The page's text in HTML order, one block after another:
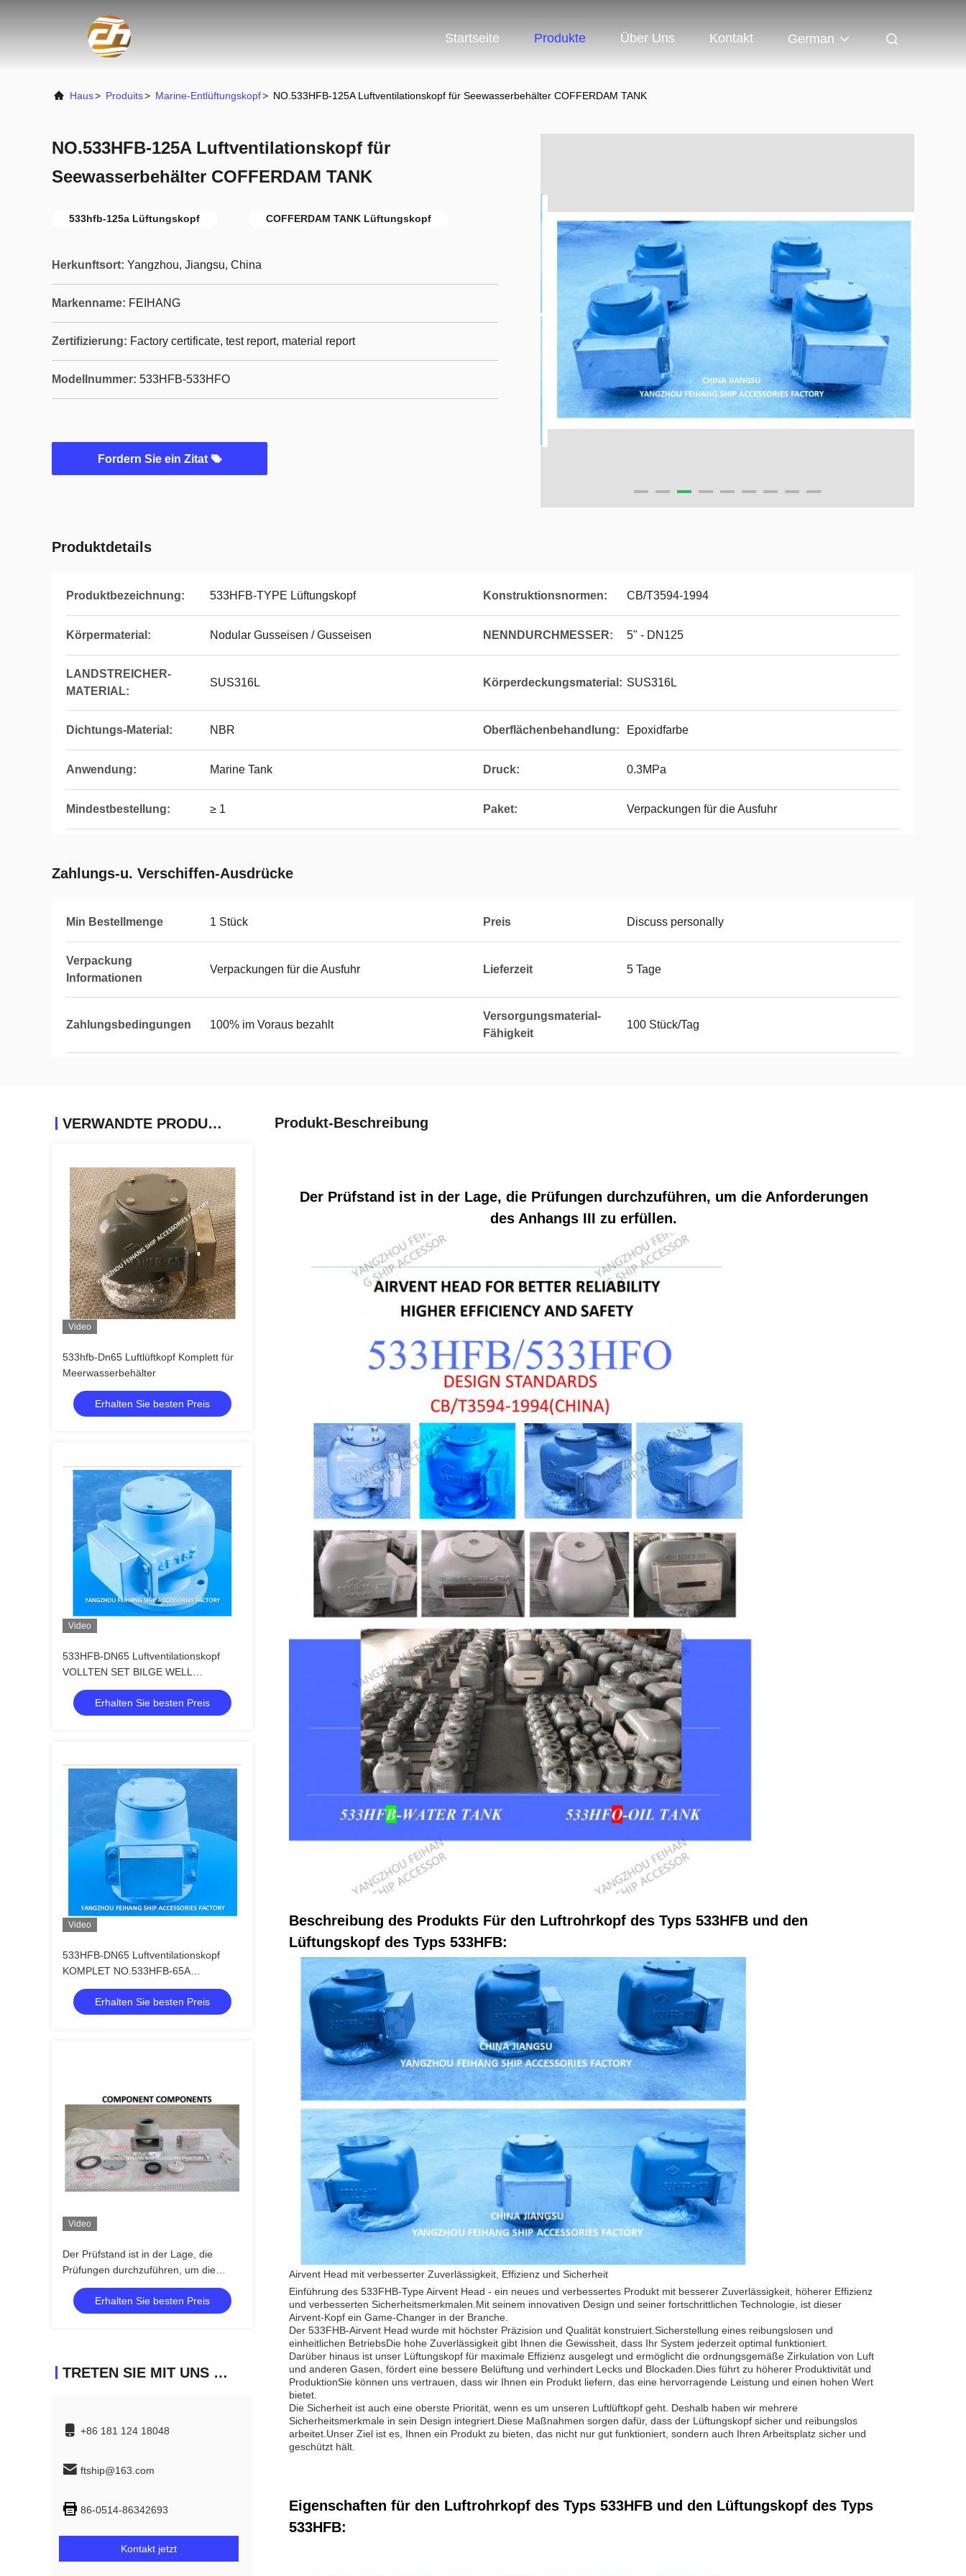
Startseite Produkte Über Uns Kontakt German
Haus> Produits> Marine-Entlüftungskopf> NO.533HFB-125A Luftventilationskopf für Seewasserbehälter COFFERDAM TANK
NO.533HFB-125A Luftventilationskopf für
Seewasserbehälter COFFERDAM TANK
533hfb-125a Lüftungskopf COFFERDAM TANK Lüftungskopf
Herkunftsort: Yangzhou, Jiangsu, China
Markenname: FEIHANG
Zertifizierung: Factory certificate, test report, material report
Modellnummer: 533HFB-533HFO
Fordern Sie ein Zitat
Produktdetails
Produktbezeichnung: 533HFB-TYPE Lüftungskopf Konstruktionsnormen: CB/T3594-1994
Körpermaterial: Nodular Gusseisen / Gusseisen NENNDURCHMESSER: 5" - DN125
LANDSTREICHER-
MATERIAL:
SUS316L Körperdeckungsmaterial: SUS316L
Dichtungs-Material: NBR Oberflächenbehandlung: Epoxidfarbe
Anwendung: Marine Tank Druck: 0.3MPa
Mindestbestellung: ≥ 1 Paket: Verpackungen für die Ausfuhr
Zahlungs-u. Verschiffen-Ausdrücke
Min Bestellmenge 1 Stück Preis Discuss personally
Verpackung
Informationen
Verpackungen für die Ausfuhr Lieferzeit 5 Tage
Zahlungsbedingungen 100% im Voraus bezahlt
Versorgungsmaterial-
Fähigkeit
100 Stück/Tag
VERWANDTE PRODUKTE
Video
533hfb-Dn65 Luftlüftkopf Komplett für
Meerwasserbehälter
Erhalten Sie besten Preis
Video
533HFB-DN65 Luftventilationskopf
VOLLTEN SET BILGE WELL
Luftrohrkopf Nr. 533HFB-65A
Erhalten Sie besten Preis
Video
533HFB-DN65 Luftventilationskopf
KOMPLET NO.533HFB-65A
Luftventilationskopf für den Schallraum
Erhalten Sie besten Preis
Video
Der Prüfstand ist in der Lage, die
Prüfungen durchzuführen, um die
Ergebnisse zu ermitteln.
Erhalten Sie besten Preis
TRETEN SIE MIT UNS IN VERBINDUNG
+86 181 124 18048
ftship@163.com
86-0514-86342693
Kontakt jetzt
Produkt-Beschreibung
Der Prüfstand ist in der Lage, die Prüfungen durchzuführen, um die Anforderungen
des Anhangs III zu erfüllen.
Beschreibung des Produkts Für den Luftrohrkopf des Typs 533HFB und den
Lüftungskopf des Typs 533HFB:
Airvent Head mit verbesserter Zuverlässigkeit, Effizienz und Sicherheit
Einführung des 533FHB-Type Airvent Head - ein neues und verbessertes Produkt mit besserer Zuverlässigkeit, höherer Effizienz
und verbesserten Sicherheitsmerkmalen.Mit seinem innovativen Design und seiner fortschrittlichen Technologie, ist dieser
Airvent-Kopf ein Game-Changer in der Branche.
Der 533FHB-Airvent Head wurde mit höchster Präzision und Qualität konstruiert.Sicherstellung eines reibungslosen und
einheitlichen BetriebsDie hohe Zuverlässigkeit gibt Ihnen die Gewissheit, dass Ihr System jederzeit optimal funktioniert.
Darüber hinaus ist unser Lüftungskopf für maximale Effizienz ausgelegt und ermöglicht die ordnungsgemäße Zirkulation von Luft
und anderen Gasen, fördert eine bessere Belüftung und verhindert Lecks und Blockaden.Dies führt zu höherer Produktivität und
ProduktionSie können uns vertrauen, dass wir Ihnen ein Produkt liefern, das eine hervorragende Leistung und einen hohen Wert
bietet.
Die Sicherheit ist auch eine oberste Priorität, wenn es um unseren Luftlüftkopf geht. Deshalb haben wir mehrere
Sicherheitsmerkmale in sein Design integriert.Diese Maßnahmen sorgen dafür, dass der Lüftungskopf sicher und reibungslos
arbeitet.Unser Ziel ist es, Ihnen ein Produkt zu bieten, das nicht nur gut funktioniert, sondern auch Ihren Arbeitsplatz sicher und
geschützt hält.
Eigenschaften für den Luftrohrkopf des Typs 533HFB und den Lüftungskopf des Typs
533HFB: